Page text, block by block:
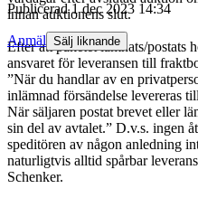
innan auktionens slut.
Efter att paketet lämnats/postats
ansvaret för leveransen till
”När du handlar av en
inlämnad försändelse levereras
När säljaren postat brevet eller
sin del av avtalet.” D.v.s. ingen
speditören av någon anledning
naturligtvis alltid spårbar
Schenker.
Publicerad 1 dec 2023 14:34
Anmäl Sälj liknande